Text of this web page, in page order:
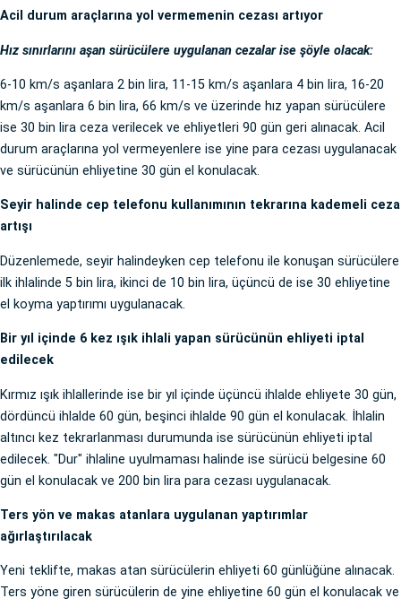
Acil durum araçlarına yol vermemenin cezası artıyor
Hız sınırlarını aşan sürücülere uygulanan cezalar ise şöyle olacak:
6-10 km/s aşanlara 2 bin lira, 11-15 km/s aşanlara 4 bin lira, 16-20
km/s aşanlara 6 bin lira, 66 km/s ve üzerinde hız yapan sürücülere
ise 30 bin lira ceza verilecek ve ehliyetleri 90 gün geri alınacak. Acil
durum araçlarına yol vermeyenlere ise yine para cezası uygulanacak
ve sürücünün ehliyetine 30 gün el konulacak.
Seyir halinde cep telefonu kullanımının tekrarına kademeli ceza
artışı
Düzenlemede, seyir halindeyken cep telefonu ile konuşan sürücülere
ilk ihlalinde 5 bin lira, ikinci de 10 bin lira, üçüncü de ise 30 ehliyetine
el koyma yaptırımı uygulanacak.
Bir yıl içinde 6 kez ışık ihlali yapan sürücünün ehliyeti iptal
edilecek
Kırmız ışık ihlallerinde ise bir yıl içinde üçüncü ihlalde ehliyete 30 gün,
dördüncü ihlalde 60 gün, beşinci ihlalde 90 gün el konulacak. İhlalin
altıncı kez tekrarlanması durumunda ise sürücünün ehliyeti iptal
edilecek. "Dur" ihlaline uyulmaması halinde ise sürücü belgesine 60
gün el konulacak ve 200 bin lira para cezası uygulanacak.
Ters yön ve makas atanlara uygulanan yaptırımlar
ağırlaştırılacak
Yeni teklifte, makas atan sürücülerin ehliyeti 60 günlüğüne alınacak.
Ters yöne giren sürücülerin de yine ehliyetine 60 gün el konulacak ve